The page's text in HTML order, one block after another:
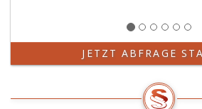
JETZT ABFRAGE